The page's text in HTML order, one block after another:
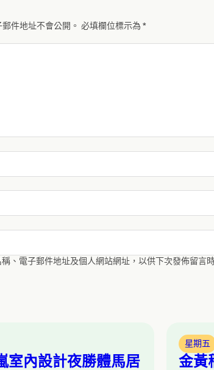
件地址不會公開。 必填欄位標示為 *
、電子郵件地址及個人網站網址，以供下次發佈留言
室內設計夜勝體馬居
星期五
金黃